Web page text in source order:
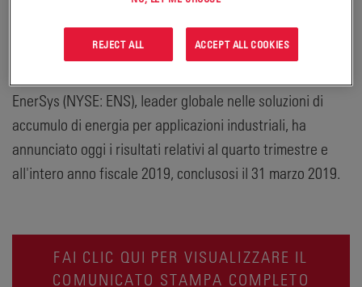
READING, Pennsylvania, 29
maggio 2019 (GLOBE
NEWSWIRE) -
EnerSys (NYSE: ENS), leader globale nelle soluzioni di
accumulo di energia per applicazioni industriali, ha
annunciato oggi i risultati relativi al quarto trimestre e
all'intero anno fiscale 2019, conclusosi il 31 marzo 2019.
FAI CLIC QUI PER VISUALIZZARE IL
COMUNICATO STAMPA COMPLETO
REJECT ALL ACCEPT ALL COOKIES